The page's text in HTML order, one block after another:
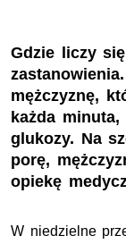
Gdzie liczy
mężczyznę,
każda minuta,
glukozy. Na
porę,
opiekę
W niedzielne